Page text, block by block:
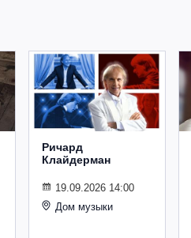
Ричард
Клайдерман
19.09.2026 14:00
Дом музыки